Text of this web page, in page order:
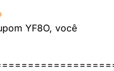
YF8O, você